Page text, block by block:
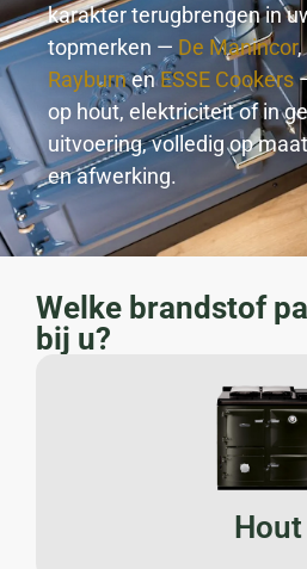
karakter terugbrengen in
topmerken — De Manincor,
RayburnenESSE Cookers
op hout, elektriciteit of in
uitvoering, volledig op
en afwerking.
Welke brandstof
bij u?
Hout